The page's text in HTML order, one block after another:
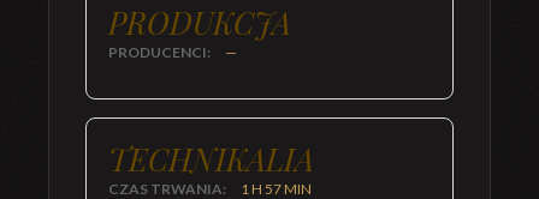
PRODUKCJA
PRODUCENCI: —
TECHNIKALIA
CZAS TRWANIA: 1 H 57 MIN